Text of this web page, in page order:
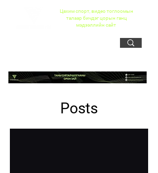
Цахим спорт, видео тоглоомын
талаар бичдэг цорын ганц
мэдээллийн сайт
Posts